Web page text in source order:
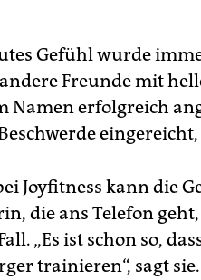
Gefühl wurde
Freunde mit
Namen erfolgreich
Joyfitness kann die
die ans Telefon
„Es ist schon so,
trainieren“, sagt